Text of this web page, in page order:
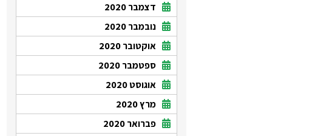
דצמבר 2020
נובמבר 2020
אוקטובר 2020
ספטמבר 2020
אוגוסט 2020
מרץ 2020
פברואר 2020